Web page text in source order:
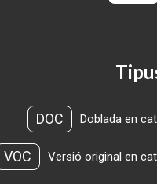
DOC Doblada en
VOC Versió original en